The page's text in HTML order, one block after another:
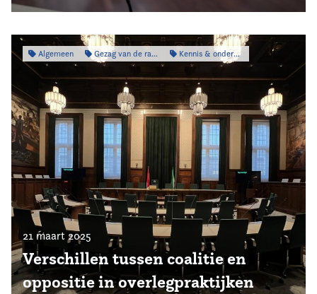
Algemeen Gezag van de raad Kennis & onderzoek
21 maart 2025
Verschillen tussen coalitie en
oppositie in overlegpraktijken